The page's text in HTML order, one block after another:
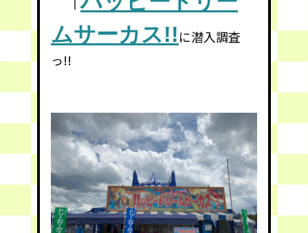
ムサーカス!!に潜入調査
っ!!